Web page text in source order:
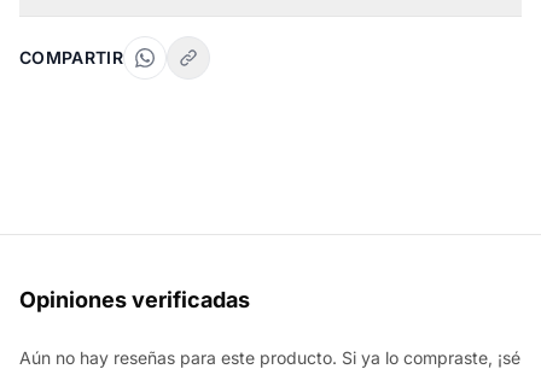
COMPARTIR
Opiniones verificadas
Aún no hay reseñas para este producto. Si ya lo compraste, ¡sé